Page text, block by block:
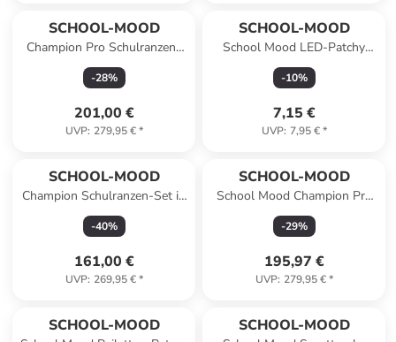
SCHOOL-MOOD
Champion Pro Schulranzen-
Set 7-teilig in Fußball
-28%
201,00 €
UVP: 279,95 €*
SCHOOL-MOOD
School Mood LED-Patchy
Diadem
-10%
7,15 €
UVP: 7,95 €*
SCHOOL-MOOD
Champion Schulranzen-Set in
Mila
-40%
161,00 €
UVP: 269,95 €*
SCHOOL-MOOD
School Mood Champion Pro
Lilly (Meerjungfrau), 7-tlg.
Schulranzenset
-29%
195,97 €
UVP: 279,95 €*
SCHOOL-MOOD SCHOOL-MOOD